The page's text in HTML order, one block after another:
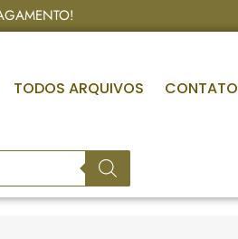
TODOS ARQUIVOS CONTATO